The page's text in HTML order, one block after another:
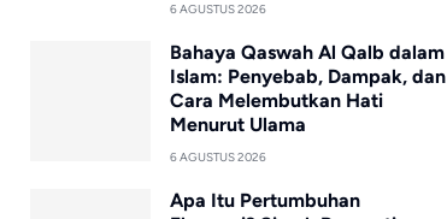
6 AGUSTUS 2026
Bahaya Qaswah Al Qalb dalam
Islam: Penyebab, Dampak, dan
Cara Melembutkan Hati
Menurut Ulama
6 AGUSTUS 2026
Apa Itu Pertumbuhan